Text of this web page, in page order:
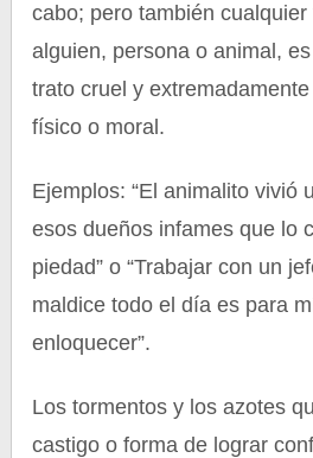
cabo; pero también cualquier
alguien, persona o animal,
trato cruel y
físico o moral.
Ejemplos: “El animalito vivió
esos dueños infames que lo
piedad” o “Trabajar con un
maldice todo el día es para
enloquecer”.
Los tormentos y los azotes
castigo o forma de lograr